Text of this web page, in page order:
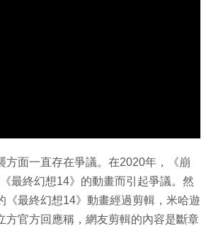
方面一直存在爭議。在2020年，《崩
最終幻想14》的動畫而引起爭議。然
《最終幻想14》動畫經過剪輯，米哈遊
方官方回應稱，網友剪輯的內容是斷章